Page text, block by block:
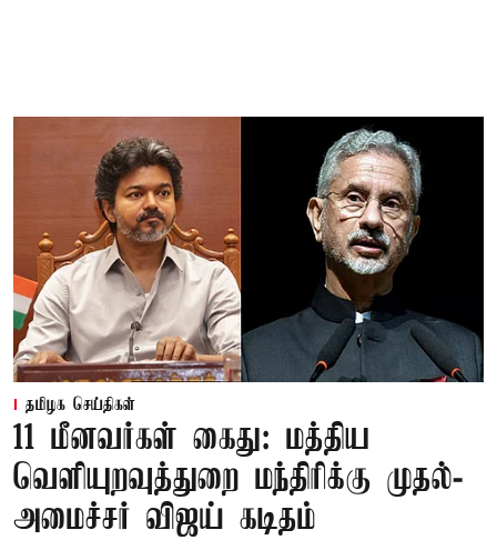
தமிழக செய்திகள்
11 மீனவர்கள் கைது: மத்திய
வெளியுறவுத்துறை மந்திரிக்கு முதல்-
அமைச்சர் விஜய் கடிதம்